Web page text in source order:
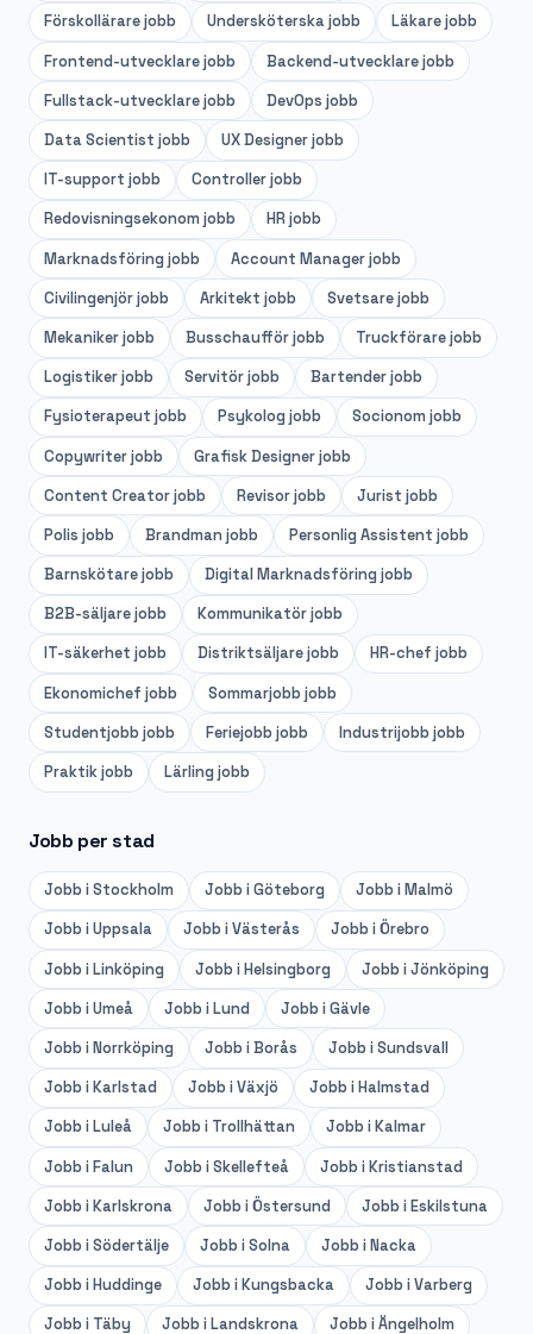
Förskollärarejobb Undersköterskajobb Läkarejobb
Frontend-utvecklarejobb Backend-utvecklarejobb
Fullstack-utvecklarejobb DevOps jobb
Data Scientist jobb UX Designerjobb
IT-support jobb Controllerjobb
Redovisningsekonom jobb HR jobb
Marknadsföring jobb Account Managerjobb
Civilingenjörjobb Arkitekt jobb Svetsarejobb
Mekanikerjobb Busschaufförjobb Truckförarejobb
Logistikerjobb Servitörjobb Bartenderjobb
Fysioterapeut jobb Psykolog jobb Socionom jobb
Copywriterjobb Grafisk Designerjobb
Content Creatorjobb Revisorjobb Jurist jobb
Polis jobb Brandman jobb Personlig Assistent jobb
Barnskötarejobb Digital Marknadsföring jobb
B2B-säljarejobb Kommunikatörjobb
IT-säkerhet jobb Distriktsäljarejobb HR-chef jobb
Ekonomichef jobb Sommarjobb jobb
Studentjobb jobb Feriejobb jobb Industrijobb jobb
Praktikjobb Lärling jobb
Jobb per stad
Jobb iStockholm Jobb iGöteborg Jobb iMalmö
Jobb iUppsala Jobb iVästerås Jobb iÖrebro
Jobb iLinköping Jobb iHelsingborg Jobb iJönköping
Jobb iUmeå Jobb iLund Jobb iGävle
Jobb iNorrköping Jobb iBorås Jobb iSundsvall
Jobb iKarlstad Jobb iVäxjö Jobb iHalmstad
Jobb iLuleå Jobb i Trollhättan Jobb iKalmar
Jobb iFalun Jobb iSkellefteå Jobb iKristianstad
Jobb iKarlskrona Jobb iÖstersund Jobb iEskilstuna
Jobb iSödertälje Jobb iSolna Jobb iNacka
Jobb iHuddinge Jobb iKungsbacka Jobb iVarberg
Jobb i Täby Jobb iLandskrona Jobb iÄngelholm